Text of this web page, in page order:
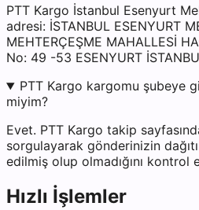
PTT Kargo İstanbul Esenyurt
adresi: İSTANBUL ESENYURT
MEHTERÇEŞME MAHALLESİ
No: 49 -53 ESENYURT
PTT Kargo kargomu şubeye
miyim?
Evet. PTT Kargo takip
sorgulayarak gönderinizin
edilmiş olup olmadığını kontrol
Hızlı İşlemler